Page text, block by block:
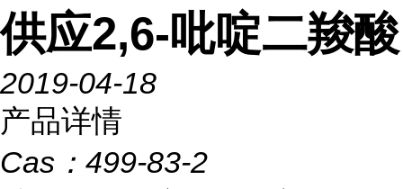
供应2,6-吡啶二羧酸
2019-04-18
产品详情
Cas： 499-83-2